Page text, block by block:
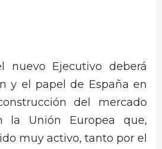
nuevo Ejecutivo deberá
y el papel de España en
del mercado
la Unión Europea que,
muy activo, tanto por el